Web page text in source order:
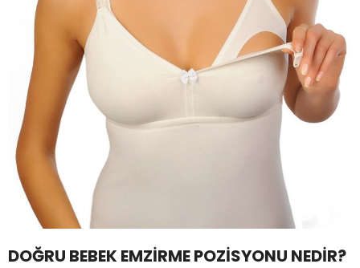
DOĞRU BEBEK EMZİRME POZİSYONU NEDİR?